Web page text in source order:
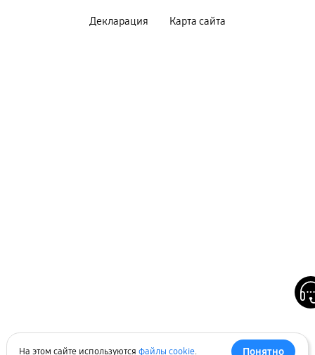
Декларация Карта сайта
На этом сайте используются файлы cookie. Понятно